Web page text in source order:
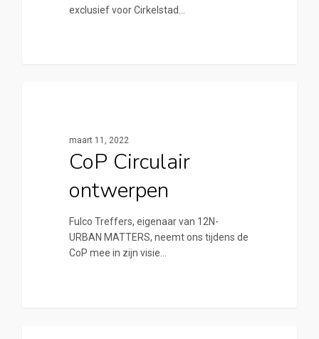
exclusief voor Cirkelstad…
maart 11, 2022
CoP Circulair
ontwerpen
Fulco Treffers, eigenaar van 12N-
URBAN MATTERS, neemt ons tijdens de
CoP mee in zijn visie…